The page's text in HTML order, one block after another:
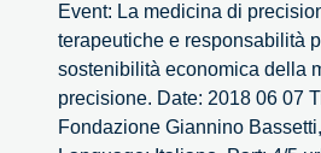
Event: La medicina di
terapeutiche e responsabilità
sostenibilità economica della
precisione. Date: 2018 06 07
Fondazione Giannino